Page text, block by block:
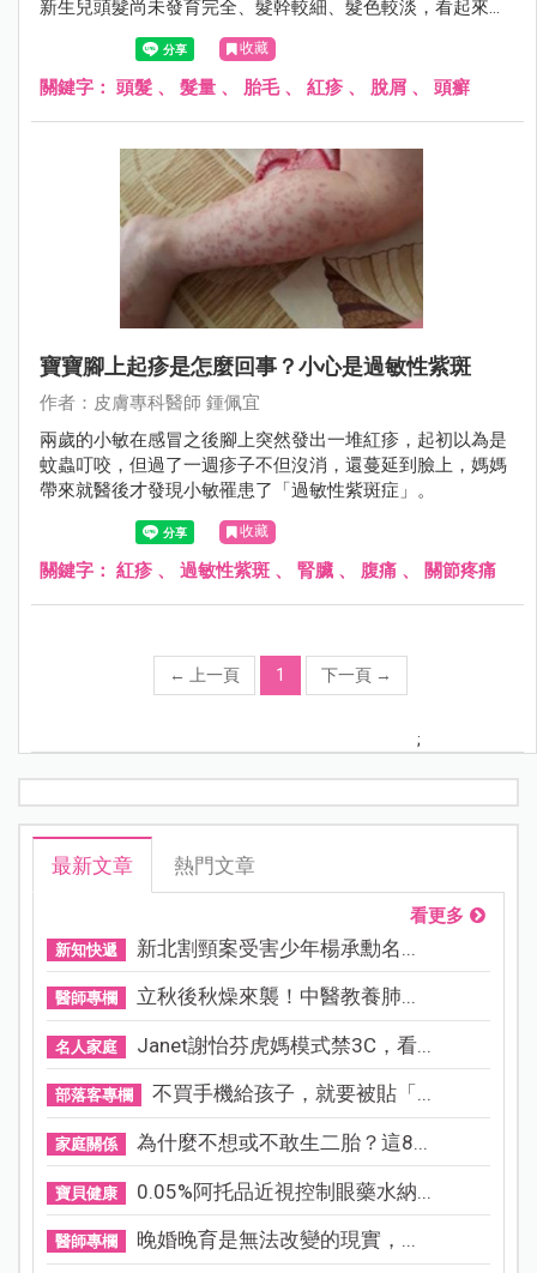
新生兒頭髮尚未發育完全、髮幹較細、髮色較淡，看起來總
是稀疏無毛，坊間才會流傳一堆偏方，像是剃胎毛、抹生
薑、擦母乳來刺激毛囊生長。其實過度刺激反而很傷頭皮...
收藏
關鍵字： 頭髮 、 髮量 、 胎毛、 紅疹 、 脫屑 、 頭癬
寶寶腳上起疹是怎麼回事？小心是過敏性紫斑
作者：皮膚專科醫師 鍾佩宜
兩歲的小敏在感冒之後腳上突然發出一堆紅疹，起初以為是
蚊蟲叮咬，但過了一週疹子不但沒消，還蔓延到臉上，媽媽
帶來就醫後才發現小敏罹患了「過敏性紫斑症」。
收藏
關鍵字： 紅疹 、 過敏性紫斑 、 腎臟 、 腹痛 、 關節疼痛
← 上一頁 1 下一頁 →
;
最新文章 熱門文章
看更多
新知快遞 新北割頸案受害少年楊承勳名...
醫師專欄 立秋後秋燥來襲！中醫教養肺...
名人家庭 Janet謝怡芬虎媽模式禁3C，看...
部落客專欄 不買手機給孩子，就要被貼「...
家庭關係 為什麼不想或不敢生二胎？這8...
寶貝健康 0.05%阿托品近視控制眼藥水納...
醫師專欄 晚婚晚育是無法改變的現實，...